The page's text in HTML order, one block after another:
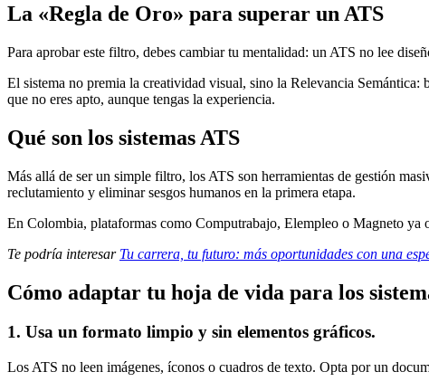
La «Regla de Oro» para superar un ATS
Para aprobar este filtro, debes cambiar tu mentalidad: un ATS no lee
El sistema no premia la creatividad visual, sino la Relevancia
que no eres apto, aunque tengas la experiencia.
Qué son los sistemas ATS
Más allá de ser un simple filtro, los ATS son herramientas de gestión
reclutamiento y eliminar sesgos humanos en la primera etapa.
En Colombia, plataformas como Computrabajo, Elempleo o Magneto
Te podría interesar Tu carrera, tu futuro: más oportunidades con una
Cómo adaptar tu hoja de vida para los
1. Usa un formato limpio y sin elementos gráficos.
Los ATS no leen imágenes, íconos o cuadros de texto. Opta por un